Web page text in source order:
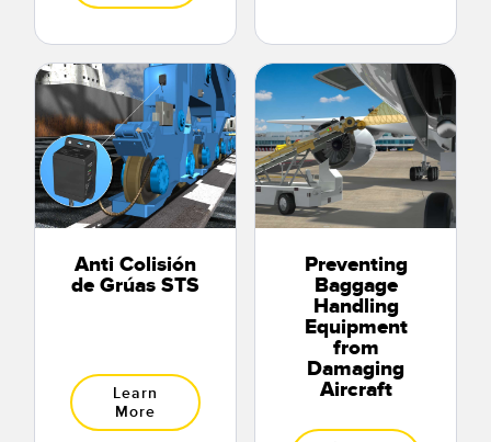
Anti Colisión
de Grúas STS
Learn
More
Preventing
Baggage
Handling
Equipment
from
Damaging
Aircraft